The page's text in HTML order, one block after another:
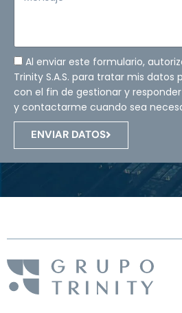
Al enviar este formulario,
Trinity S.A.S. para tratar mis datos
con el fin de gestionar y
y contactarme cuando sea
ENVIAR DATOS